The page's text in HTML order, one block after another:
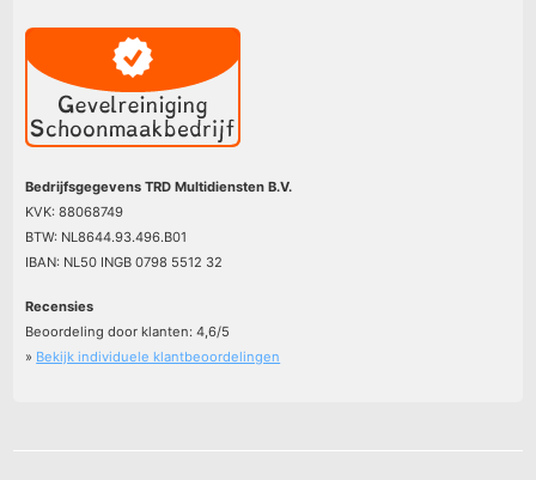
Bedrijfsgegevens TRD Multidiensten B.V.
KVK: 88068749
BTW: NL8644.93.496.B01
IBAN: NL50 INGB 0798 5512 32
Recensies
Beoordeling door klanten:4,6/5
» Bekijk individuele klantbeoordelingen